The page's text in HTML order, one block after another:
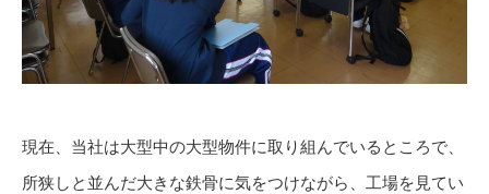
現在、当社は大型中の大型物件に取り組んでいるところで、
所狭しと並んだ大きな鉄骨に気をつけながら、工場を見てい